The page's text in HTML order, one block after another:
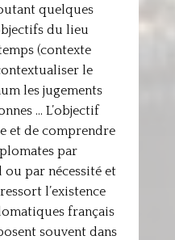
quelques
du lieu
(contexte
le
les jugements
… L’objectif
et de comprendre
par
par nécessité et
l’existence
français
souvent dans